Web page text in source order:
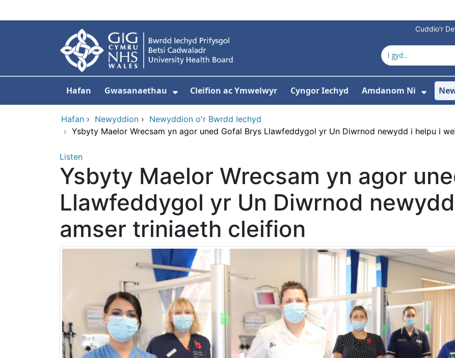
Cuddio'r
Hafan Gwasanaethau Cleifion ac Ymwelwyr Cyngor Iechyd Amdanom Ni
Hafan › Newyddion › Newyddion o'r Bwrdd Iechyd
› Ysbyty Maelor Wrecsam yn agor uned Gofal Brys Llawfeddygol yr Un Diwrnod newydd i helpu i
Listen
Ysbyty Maelor Wrecsam yn agor
Llawfeddygol yr Un Diwrnod
amser triniaeth cleifion